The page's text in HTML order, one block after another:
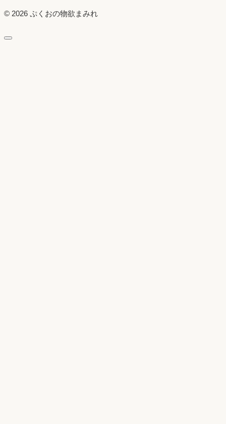
© 2026 ぷくおの物欲まみれ